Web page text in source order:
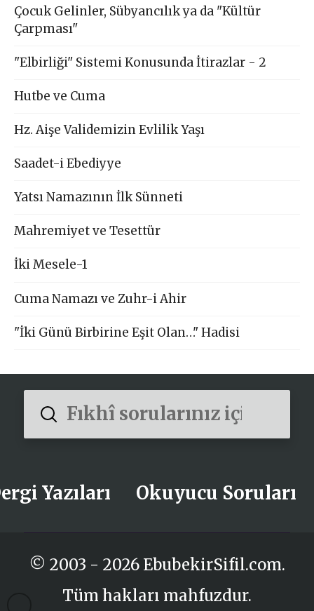
Çocuk Gelinler, Sübyancılık ya da "Kültür
Çarpması"
"Elbirliği" Sistemi Konusunda İtirazlar - 2
Hutbe ve Cuma
Hz. Aişe Validemizin Evlilik Yaşı
Saadet-i Ebediyye
Yatsı Namazının İlk Sünneti
Mahremiyet ve Tesettür
İki Mesele-1
Cuma Namazı ve Zuhr-i Ahir
"İki Günü Birbirine Eşit Olan…" Hadisi
Search
Submit
Yazıları Okuyucu Soruları
© 2003 - 2026 EbubekirSifil.com.
Tüm hakları mahfuzdur.